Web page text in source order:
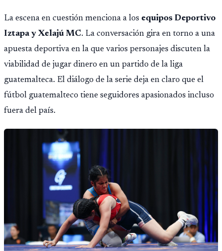
La escena en cuestión menciona a los equipos Deportivo
Iztapa y Xelajú MC. La conversación gira en torno a una
apuesta deportiva en la que varios personajes discuten la
viabilidad de jugar dinero en un partido de la liga
guatemalteca. El diálogo de la serie deja en claro que el
fútbol guatemalteco tiene seguidores apasionados incluso
fuera del país.